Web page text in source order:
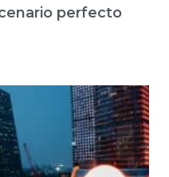
perfecto